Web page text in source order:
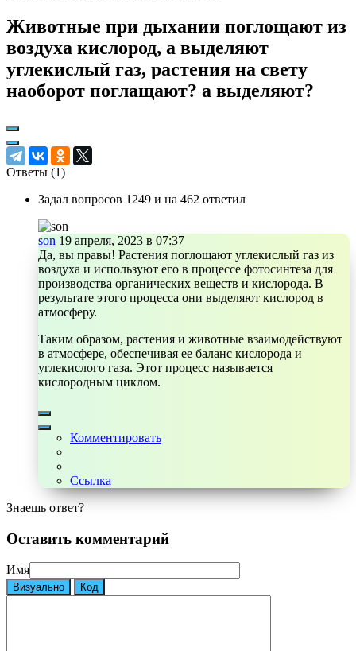
Животные при дыхании поглощают из
воздуха кислород, а выделяют
углекислый газ, растения на свету
наоборот поглащают? а выделяют?
Ответы (1)
Задал вопросов 1249 и на 462 ответил
son 19 апреля, 2023 в 07:37
Да, вы правы! Растения поглощают углекислый газ из
воздуха и используют его в процессе фотосинтеза для
производства органических веществ и кислорода. В
результате этого процесса они выделяют кислород в
атмосферу.
Таким образом, растения и животные взаимодействуют
в атмосфере, обеспечивая ее баланс кислорода и
углекислого газа. Этот процесс называется
кислородным циклом.
Комментировать
Ссылка
Знаешь ответ?
Оставить комментарий
Имя
Визуально Код